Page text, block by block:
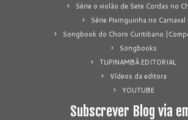
Série o violão de Sete Cordas no
Série Pixinguinha no Carnaval
Songbook do Choro Curitibano
Songbooks
TUPINAMBÁ EDITORIAL
Vídeos da editora
YOUTUBE
Subscrever Blog via